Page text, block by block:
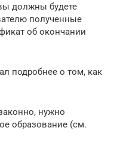
должны будете
полученные
об окончании
подробнее о том, как
нужно
образование (см.